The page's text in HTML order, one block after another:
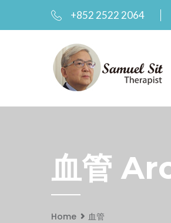
+852 2522 2064
血管
Home 血管